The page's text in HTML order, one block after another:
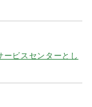
ービスセンターとし